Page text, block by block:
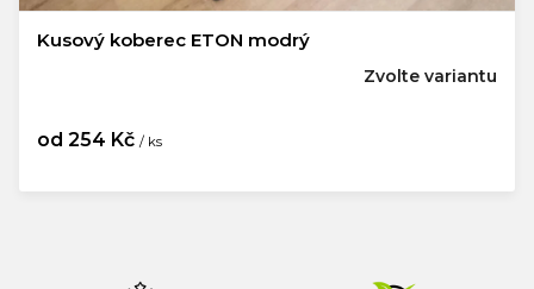
Kusový koberec ETON modrý
od 254 Kč / ks
Zvolte variantu